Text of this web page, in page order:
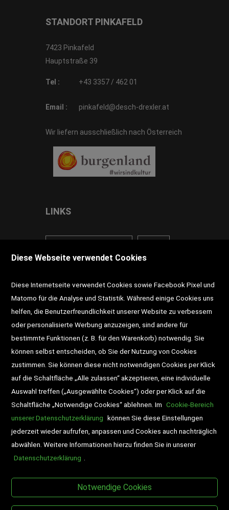
STANDORT PINKAFELD
7423 Pinkafeld
Hauptstraße 39
Tel : +43 3357 / 462 01
Email : pinkafeld@desch-drexler.at
Wir liefern ausschließlich nach Österreich
LINKS
Newsletter Schultaschen
Veranstaltungen
BESUCHEN SIE UNS
Diese Webseite verwendet Cookies
Diese Internetseite verwendet Cookies sowie Facebook Pixel und
Matomo für die Analyse und Statistik. Während einige Cookies uns
helfen, die Benutzerfreundlichkeit unserer Website zu verbessern
oder personalisierte Werbung anzuzeigen, sind andere für
bestimmte Funktionen (z. B. für den Warenkorb) notwendig. Sie
können selbst entscheiden, ob Sie der Nutzung von Cookies
zustimmen. Sie können diese nicht notwendigen Cookies per Klick
auf die Schaltfläche „Alle zulassen“ akzeptieren, eine individuelle
Auswahl treffen („Ausgewählte Cookies“) oder per Klick auf die
Schaltfläche „Notwendige Cookies“ ablehnen. Im Cookie-Bereich
unserer Datenschutzerklärung können Sie diese Einstellungen
jederzeit wieder aufrufen, anpassen und Cookies auch nachträglich
abwählen. Weitere Informationen hierzu finden Sie in unserer
Datenschutzerklärung
Notwendige Cookies